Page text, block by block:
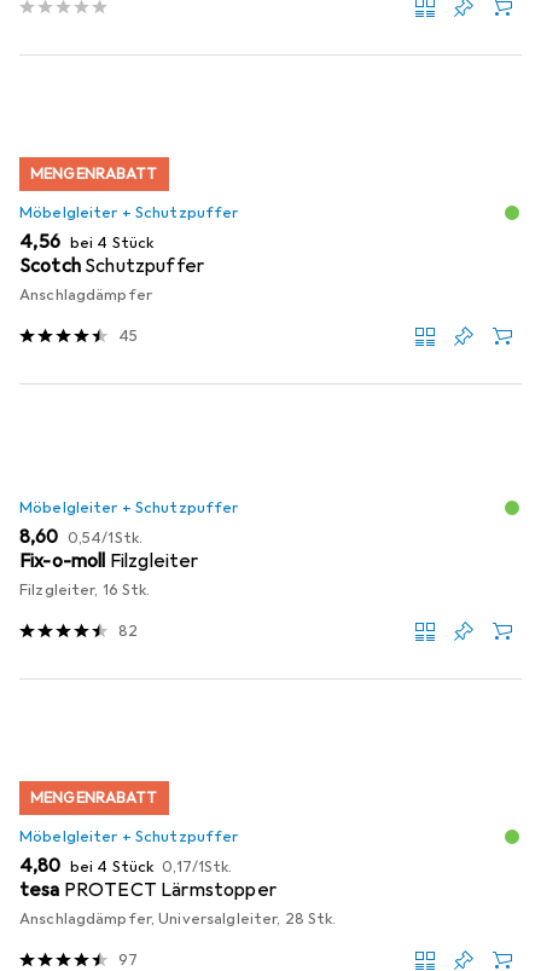
MENGENRABATT
Möbelgleiter + Schutzpuffer
EUR
4,56 bei 4 Stück
Scotch Schutzpuffer
Anschlagdämpfer
45
Möbelgleiter + Schutzpuffer
EUR
8,60 EUR
0,54/1Stk.
Fix-o-moll Filzgleiter
Filzgleiter, 16 Stk.
82
MENGENRABATT
Möbelgleiter + Schutzpuffer
EUR
4,80 bei 4 Stück EUR
0,17/1Stk.
tesa PROTECT Lärmstopper
Anschlagdämpfer, Universalgleiter, 28 Stk.
97